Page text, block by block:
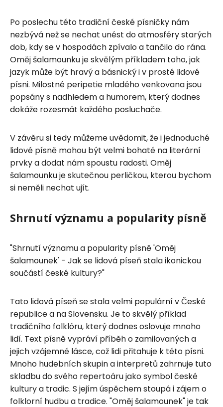
Po poslechu této tradiční české písničky nám
nezbývá než se nechat unést do atmosféry starých
dob, kdy se v hospodách zpívalo a tančilo do rána.
Oměj šalamounku je skvělým příkladem toho, jak
jazyk může být hravý a básnický i v prosté lidové
písni. Milostné peripetie mladého venkovana jsou
popsány s nadhledem a humorem, který dodnes
dokáže rozesmát každého posluchače.
V závěru si tedy můžeme uvědomit, že i jednoduché
lidové písně mohou být velmi bohaté na literární
prvky a dodat nám spoustu radosti. Oměj
šalamounku je skutečnou perličkou, kterou bychom
si neměli nechat ujít.
Shrnutí významu a popularity písně
"Shrnutí významu a popularity písně 'Oměj
šalamounek' - Jak se lidová píseň stala ikonickou
součástí české kultury?"
Tato lidová píseň se stala velmi populární v České
republice a na Slovensku. Je to skvělý příklad
tradičního folklóru, který dodnes oslovuje mnoho
lidí. Text písně vypráví příběh o zamilovaných a
jejich vzájemné lásce, což lidi přitahuje k této písni.
Mnoho hudebních skupin a interpretů zahrnuje tuto
skladbu do svého repertoáru jako symbol české
kultury a tradic. S jejím úspěchem stoupá i zájem o
folklorní hudbu a tradice. "Oměj šalamounek" je tak